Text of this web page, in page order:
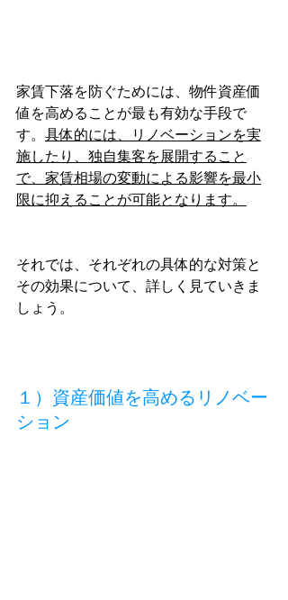
家賃下落を防ぐためには、物件資産価
値を高めることが最も有効な手段で
す。 具体的には、リノベーションを実
施したり、独自集客を展開すること
で、家賃相場の変動による影響を最小
限に抑えることが可能となります。
それでは、それぞれの具体的な対策と
その効果について、詳しく見ていきま
しょう。
１）資産価値を高めるリノベー
ション